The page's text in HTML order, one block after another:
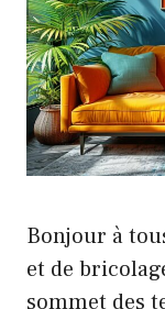
Bonjour à
et de
sommet des